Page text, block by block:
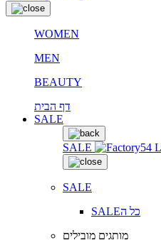
WOMEN
MEN
BEAUTY
דף הבית
SALE
SALE
SALE
SALEכל ה
מותגים מובילים